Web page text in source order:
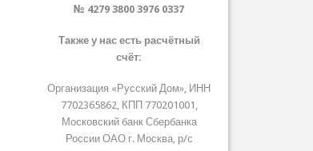
№ 4279 3800 3976 0337
Также у нас есть расчётный
счёт:
Организация «Русский Дом», ИНН
7702365862, КПП 770201001,
Московский банк Сбербанка
России ОАО г. Москва, р/с